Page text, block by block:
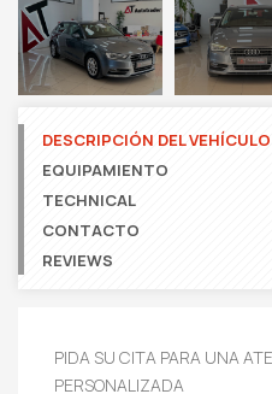
DESCRIPCIÓN DEL VEHÍCULO
EQUIPAMIENTO
TECHNICAL
CONTACTO
REVIEWS
PIDA SU CITA PARA UNA
PERSONALIZADA